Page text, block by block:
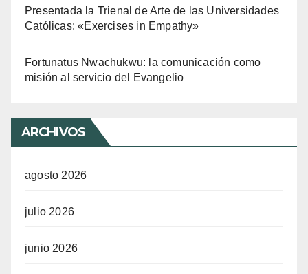
Presentada la Trienal de Arte de las Universidades
Católicas: «Exercises in Empathy»
Fortunatus Nwachukwu: la comunicación como
misión al servicio del Evangelio
ARCHIVOS
agosto 2026
julio 2026
junio 2026